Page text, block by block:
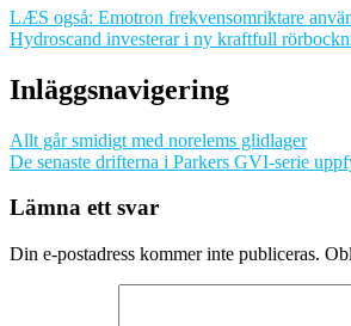
LÆS også: Emotron frekvensomriktare
Hydroscand investerar i ny kraftfull
Inläggsnavigering
Allt går smidigt med norelems glidlager
De senaste drifterna i Parkers GVI-serie
Lämna ett svar
Din e-postadress kommer inte publiceras.